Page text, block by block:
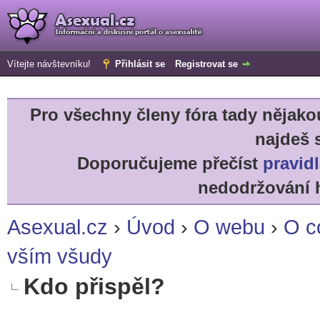
Vítejte návštevníku! Přihlásit se Registrovat se
Pro všechny členy fóra tady
najdeš
Doporučujeme přečíst
nedodržování
Asexual.cz › Úvod › O webu › O
vším všudy
Kdo přispěl?